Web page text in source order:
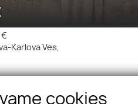
€
Karlova Ves,
cookies